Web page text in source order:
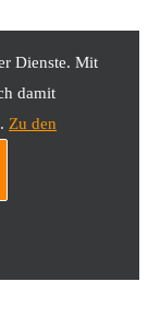
Dienste. Mit
damit
Zu den